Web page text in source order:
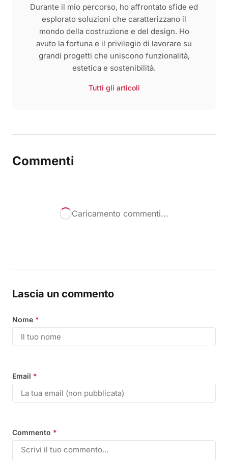
Durante il mio percorso, ho affrontato sfide ed
esplorato soluzioni che caratterizzano il
mondo della costruzione e del design. Ho
avuto la fortuna e il privilegio di lavorare su
grandi progetti che uniscono funzionalità,
estetica e sostenibilità.
Tutti gli articoli
Commenti
Caricamento commenti...
Lascia un commento
Nome *
Email *
Commento *